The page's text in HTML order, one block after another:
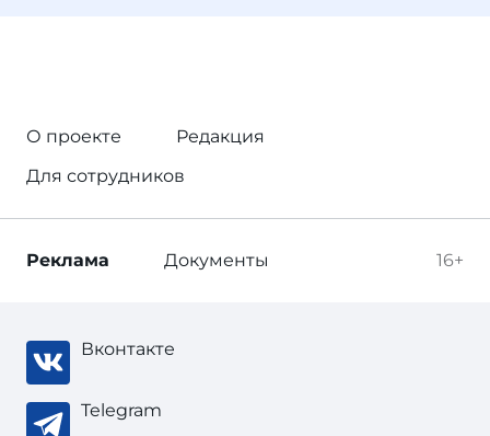
О проекте
Редакция
Для сотрудников
16+
Реклама Документы
Вконтакте
Telegram